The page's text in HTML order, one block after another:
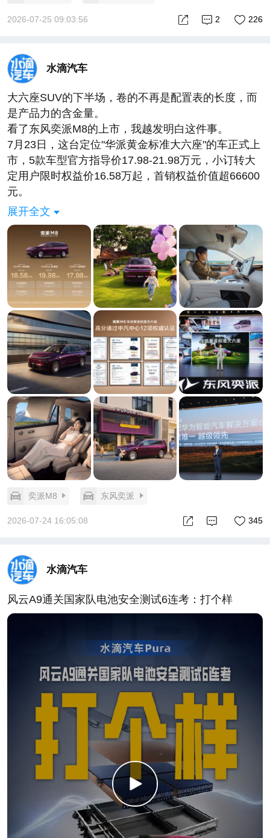
在Model Y旁边，Model Y的"中庸"会被衬得一览无余
发朋友圈"。
参数表用户看不懂，但颜值用户一眼就懂。
配置是越级打击，不是同級竞争
30.99万这一款700四激光四驱Ultra+，配置清单放到
40万级都不寒酸：
华为乾崑ADS 5四激光雷达方案：1颗896线双光路图
像级主雷达+3颗固态补盲雷达，33颗传感器，
120km/h下识别120米外14cm障碍物
鸿蒙座舱5.2：MoLA大模型，能听懂"有点闷""玻璃起
雾了"这种模糊指令
全域800V碳化硅平台+5C超充，98kWh电池，CLTC
700km
前双叉臂+后五连杆全铝悬架，全系标配EDC可变魔
毯悬架，4.5秒破百
双15.6英寸2.5K屏+29英寸AR-HUD+双零重力座椅
+车载冰箱+三温区空调
预售权益还送价值2万的主副驾双零重力座椅包和
1500元底盘氛围灯。
对比Model Y长续航全驱版31.35万，价格几乎贴脸，
但激光雷达数量、智驾方案、座舱屏幕、座椅配置、
底盘规格——全是跨级差距。Model Y的优势是品牌
沉淀，但在"30万买到什么"这个最朴素的问句面前，
追光S的回答更响。
这才是FUV赛道应有的打法
回到开头那个观察：小米YU7把FUV从500万拽到25
万，立了赛道。但YU7的体型依然属于"运动优先、空
间妥协"的逻辑。
追光S干的事不一样——它用C级车的体量去打Model
Y的中型底子，用超跑美学去打Model Y的极简中庸，
叠加，恰好命中Model Y用户心里那点"想要换、但又
当然，岚图要真正切动Model Y的大盘，光有产品力
不够。品牌信任、交付口碑、首批车主满意度，这三
件事决定了30.99万这个定价是"降维打击"还是"叫好不
叫座"。
但至少在这一刻，追光S把牌桌上的筹码全押上了：
驾。对于那些看Model Y太久、觉得"该换点不一样
新浪潮这一波，前几年差异化不够大同质化严重围攻
ModelY围攻光明顶的玩法过时了。现在要的是——外
观上一招致命，配置上降维打击，价格上还贴在
Model Y的脸上。追光S这次，是认真的。
2026-07-25 09:03:56 226
2
水滴汽车
大六座SUV的下半场，卷的不再是配置表的长度，而
是产品力的含金量。
看了东风奕派M8的上市，我越发明白这件事。
7月23日，这台定位"华派黄金标准大六座"的车正式上
市，5款车型官方指导价17.98-21.98万元，小订转大
定用户限时权益价16.58万起，首销权益价值超66600
元。
价格当然炸裂。但比价格更值得说的是价格背后的逻
辑——
过去几年，大六座市场卷错了方向
新能源家用六座赛道经过数年高速扩张，很多车企沉
迷于"堆料溢价"：你加HUD我加空悬，你给L2我上
NOA，配置表越来越长，但实际体验却没跟上。消费
者早就过了"看参数"的阶段，进入"看全场景综合体
验"的阶段。
更关键的是，16-20万这个价位长期存在供给断层：要
么便宜但配置寒酸，要么配置到位但价格直奔30万。
奕派M8瞄准的，恰恰就是这个断层。
16.58万背后，是一整套"反虚标"的产品力
奕派M8最狠的一刀，是把华为乾崑六件套全系标配
——乾崑智驾ADS 5 Pro、鸿蒙座舱HarmonySpace
5.2、HUAWEI SOUND音响、乾崑车云、乾崑车控、
鲸鳍通信，入门版就有，不是高配专属。
ADS 5 Pro配27个智能感知硬件，含行业首创舱内激
光视觉传感器Limera，高速、城市、园区全场景NCA
全覆盖。
60.3%同级最高轴长比，二排三排膝部空间均超
座椅、50英寸AR-HUD、17.3英寸后排吸顶屏、8.8L
冷暖箱、近28㎡软包、全置换新风系统——把30万级
的舒享拉到了20万级。
动力上更是同级唯一纯电+增程双动力：纯电版800V
平台CLTC 600km、增程版综合1281km。
如果只看配置表，同行还能自我安慰说"它不过是敢降
• 纯电版实测续航657.6km（标称600km）
• 增程版实测纯电续航366.6km（标称300km）
• 湿地麋鹿测试75.4km/h通过
• 抗晕动指数优于行业标准33%
• 零苯、零甲醛健康座舱认证
这是一份"反向虚标"的成绩单。它意味着东风+华为
+宁德时代这套组合，不是靠营销话术把价格打下
来，而是靠真实的体系能力——东风的制造底蕴、华
为的智能生态、宁德时代的电池技术——把高阶智能
和家庭舒享做成了"标配"，而不是"选配税"。
下半场的游戏规则，被改写了
展开全文
奕派M8 东风奕派
2026-07-24 16:05:08 345
水滴汽车
风云A9通关国家队电池安全测试6连考：打个样